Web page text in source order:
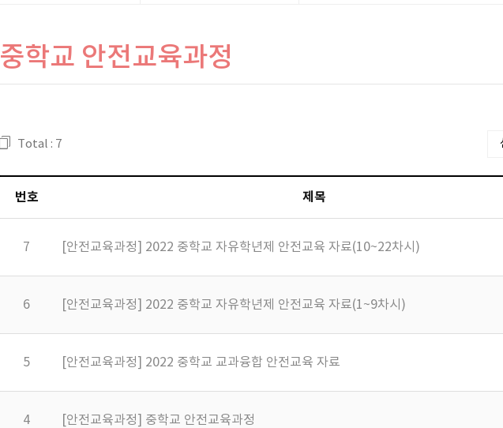
중학교 안전교육과정
Total : 7
번호 제목
7 [안전교육과정] 2022 중학교 자유학년제 안전교육 자료(10~22차시)
6 [안전교육과정] 2022 중학교 자유학년제 안전교육 자료(1~9차시)
5 [안전교육과정] 2022 중학교 교과융합 안전교육 자료
4 [안전교육과정] 중학교 안전교육과정